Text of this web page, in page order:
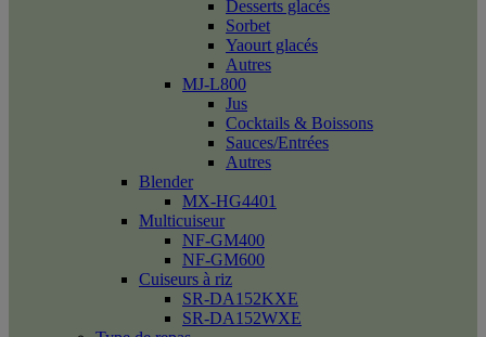
Desserts glacés
Sorbet
Yaourt glacés
Autres
MJ-L800
Jus
Cocktails & Boissons
Sauces/Entrées
Autres
Blender
MX-HG4401
Multicuiseur
NF-GM400
NF-GM600
Cuiseurs à riz
SR-DA152KXE
SR-DA152WXE